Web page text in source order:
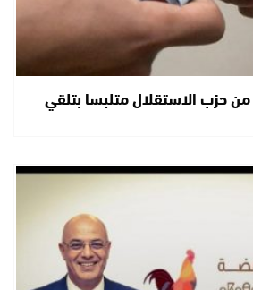
حزب الاستقلال متلبسا بتلقي